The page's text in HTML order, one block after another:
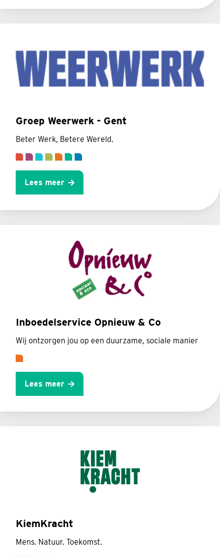
Groep Weerwerk - Gent
Beter Werk, Betere Wereld.
Lees meer
Inboedelservice Opnieuw & Co
Wij ontzorgen jou op een duurzame, sociale manier
Lees meer
KiemKracht
Mens. Natuur. Toekomst.